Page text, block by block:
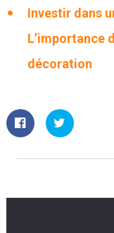
Investir dans
L’importance
décoration